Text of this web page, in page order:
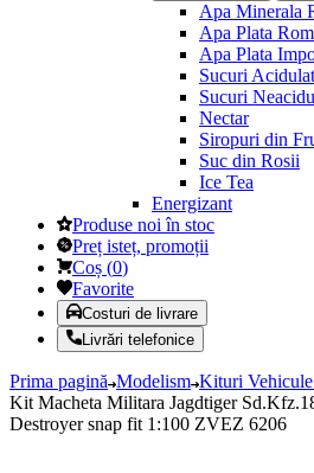
Apa Minerala
Apa Plata
Apa Plata
Sucuri
Sucuri
Nectar
Siropuri din
Suc din Rosii
Ice Tea
Energizant
Produse noi în stoc
Preț isteț, promoții
Coș (0)
Favorite
Costuri de livrare
Livrări telefonice
Prima pagină Modelism Kituri
Kit Macheta Militara Jagdtiger
Destroyer snap fit 1:100 ZVEZ 6206